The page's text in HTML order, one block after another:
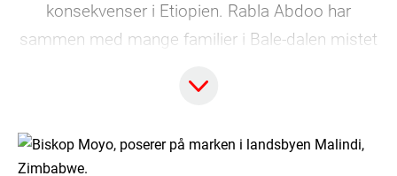
konsekvenser i Etiopien. Rabla Abdoo har
sammen med mange familier i Bale-dalen mistet
Nødhjælp har lokalsamfundet gravet et stort
når regnen endelig falder. Det har givet nyt håb